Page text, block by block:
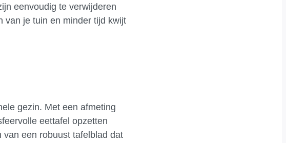
eenvoudig te verwijderen
van je tuin en minder tijd kwijt
gezin. Met een afmeting
eettafel opzetten
een robuust tafelblad dat